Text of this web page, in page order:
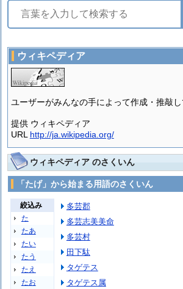
ウィキペディア
ユーザーがみんなの手によって作成・推敲
提供 ウィキペディア
URL http://ja.wikipedia.org/
ウィキペディア のさくいん
「たげ」から始まる用語のさくいん
絞込み
た
たあ
たい
たう
たえ
たお
多芸郡
多芸志美美命
多芸村
田下駄
タゲテス
タゲテス属